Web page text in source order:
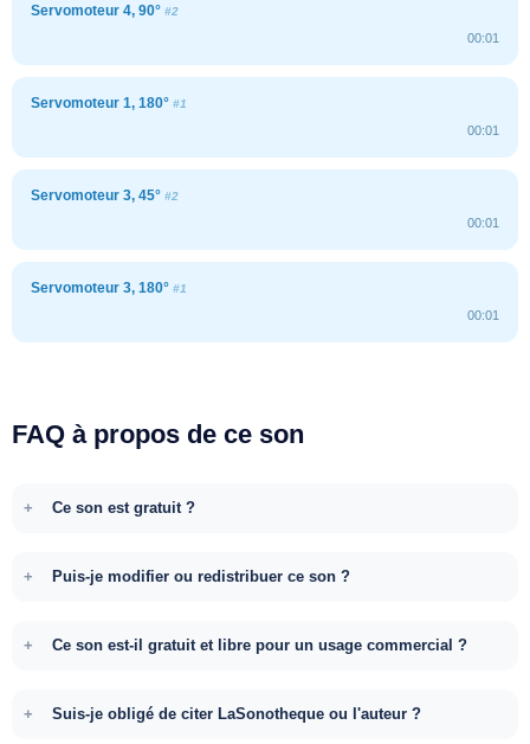
Servomoteur 4, 90° #2
00:01
Servomoteur 1, 180° #1
00:01
Servomoteur 3, 45° #2
00:01
Servomoteur 3, 180° #1
00:01
FAQ à propos de ce son
Ce son est gratuit ?
Puis-je modifier ou redistribuer ce son ?
Ce son est-il gratuit et libre pour un usage commercial ?
Suis-je obligé de citer LaSonotheque ou l'auteur ?